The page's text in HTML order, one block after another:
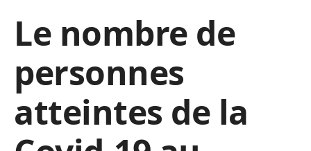
Le nombre de
personnes
atteintes de la